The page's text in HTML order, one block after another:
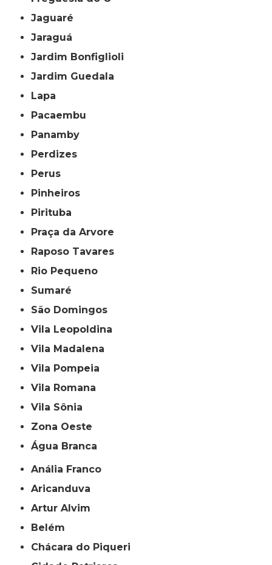
Jaguaré
Jaraguá
Jardim Bonfiglioli
Jardim Guedala
Lapa
Pacaembu
Panamby
Perdizes
Perus
Pinheiros
Pirituba
Praça da Arvore
Raposo Tavares
Rio Pequeno
Sumaré
São Domingos
Vila Leopoldina
Vila Madalena
Vila Pompeia
Vila Romana
Vila Sônia
Zona Oeste
Água Branca
Anália Franco
Aricanduva
Artur Alvim
Belém
Chácara do Piqueri